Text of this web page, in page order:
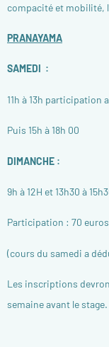
compacité et mobilité,
PRANAYAMA
SAMEDI :
11h à 13h participation
Puis 15h à 18h 00
DIMANCHE :
9h à 12H et 13h30 à
Participation : 70
(cours du samedi a
Les inscriptions
semaine avant le stage.